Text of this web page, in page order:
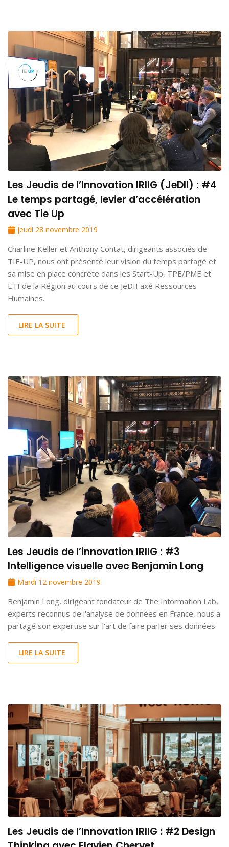
Les Jeudis de l’Innovation IRIIG (JeDII) : #4
Le temps partagé, levier d’accélération
avec Tie Up
Jeudi 28 novembre 2019
Charline Keller et Anthony Contat, dirigeants associés de
TIE-UP, nous ont présenté leur vision du temps partagé et
sa mise en place concrète dans les Start-Up, TPE/PME et
ETI de la Région au cours de ce JeDII axé Ressources
Humaines.
LIRE LA SUITE
Les Jeudis de l’innovation IRIIG : #3
Intelligence visuelle avec Benjamin Long
Mardi 12 novembre 2019
Benjamin Long, dirigeant fondateur de The Information Lab,
experts reconnus de l'analyse de données en France, nous a
partagé son expertise sur l'art de faire parler ses données.
LIRE LA SUITE
Les Jeudis de l’Innovation IRIIG : #2 Design